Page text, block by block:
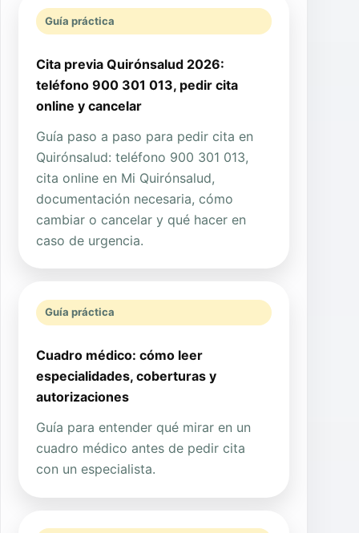
Guía práctica
Cita previa Quirónsalud 2026:
teléfono 900 301 013, pedir cita
online y cancelar
Guía paso a paso para pedir cita en
Quirónsalud: teléfono 900 301 013,
cita online en Mi Quirónsalud,
documentación necesaria, cómo
cambiar o cancelar y qué hacer en
caso de urgencia.
Guía práctica
Cuadro médico: cómo leer
especialidades, coberturas y
autorizaciones
Guía para entender qué mirar en un
cuadro médico antes de pedir cita
con un especialista.